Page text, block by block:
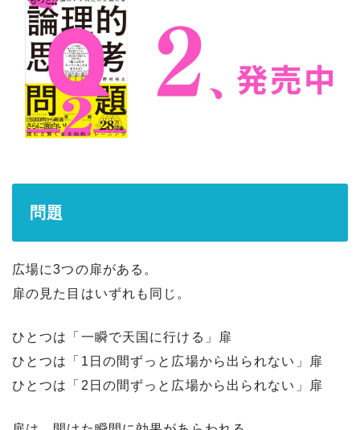
問題
広場に3つの扉がある。
扉の見た目はいずれも同じ。
ひとつは「一瞬で天国に行ける」扉
ひとつは「1日の間ずっと広場から出られない」扉
ひとつは「2日の間ずっと広場から出られない」扉